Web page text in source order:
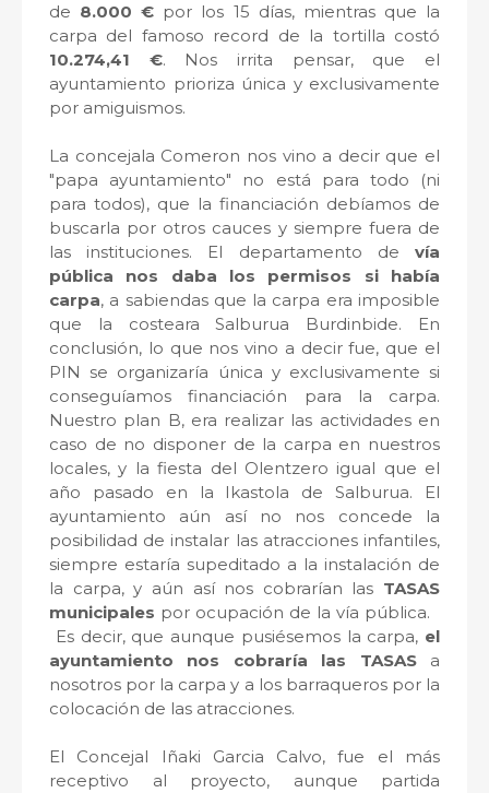
de 8.000 € por los 15 días, mientras que la
carpa del famoso record de la tortilla costó
10.274,41 €. Nos irrita pensar, que el
ayuntamiento prioriza única y exclusivamente
por amiguismos.
La concejala Comeron nos vino a decir que el
"papa ayuntamiento" no está para todo (ni
para todos), que la financiación debíamos de
buscarla por otros cauces y siempre fuera de
las instituciones. El departamento de vía
pública nos daba los permisos si había
carpa, a sabiendas que la carpa era imposible
que la costeara Salburua Burdinbide. En
conclusión, lo que nos vino a decir fue, que el
PIN se organizaría única y exclusivamente si
conseguíamos financiación para la carpa.
Nuestro plan B, era realizar las actividades en
caso de no disponer de la carpa en nuestros
locales, y la fiesta del Olentzero igual que el
año pasado en la Ikastola de Salburua. El
ayuntamiento aún así no nos concede la
posibilidad de instalar las atracciones infantiles,
siempre estaría supeditado a la instalación de
la carpa, y aún así nos cobrarían las TASAS
municipales por ocupación de la vía pública.
Es decir, que aunque pusiésemos la carpa, el
ayuntamiento nos cobraría las TASASa
nosotros por la carpa y a los barraqueros por la
colocación de las atracciones.
El Concejal Iñaki Garcia Calvo, fue el más
receptivo al proyecto, aunque partida